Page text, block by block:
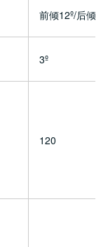
前倾12º/后倾5º
3º
120